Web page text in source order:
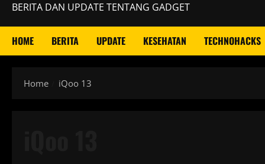
BERITA DAN UPDATE TENTANG GADGET
HOME BERITA UPDATE KESEHATAN TECHNOHACKS
Home iQoo 13